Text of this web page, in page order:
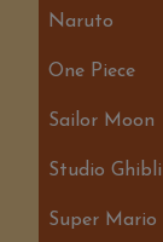
Naruto
One Piece
Sailor Moon
Studio Ghibli
Super Mario